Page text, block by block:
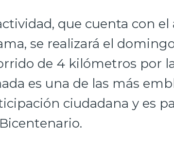
que cuenta con
se realizará el
de 4 kilómetros por
es una de las más
ciudadana y es